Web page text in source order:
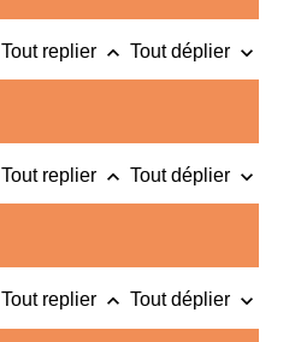
Tout replier keyboard_arrow_up Tout déplier keyboard_arrow_down
Tout replier keyboard_arrow_up Tout déplier keyboard_arrow_down
Tout replier keyboard_arrow_up Tout déplier keyboard_arrow_down